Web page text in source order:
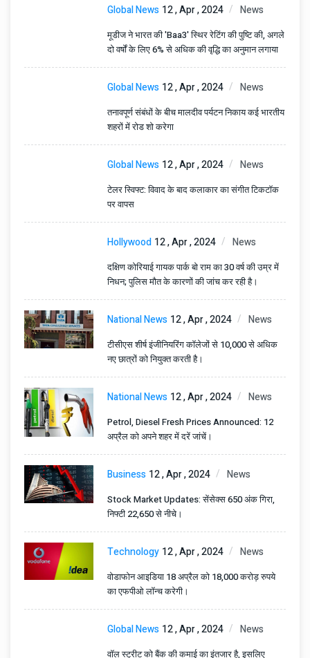
Global News 12 , Apr , 2024 News
मूडीज ने भारत की 'Baa3' स्थिर रेटिंग की पुष्टि की, अगले
दो वर्षों के लिए 6% से अधिक की वृद्धि का अनुमान लगाया
Global News 12 , Apr , 2024 News
तनावपूर्ण संबंधों के बीच मालदीव पर्यटन निकाय कई भारतीय
शहरों में रोड शो करेगा
Global News 12 , Apr , 2024 News
टेलर स्विफ्ट: विवाद के बाद कलाकार का संगीत टिकटॉक
पर वापस
Hollywood 12 , Apr , 2024 News
दक्षिण कोरियाई गायक पार्क बो राम का 30 वर्ष की उम्र में
निधन; पुलिस मौत के कारणों की जांच कर रही है।
National News 12 , Apr , 2024 News
टीसीएस शीर्ष इंजीनियरिंग कॉलेजों से 10,000 से अधिक
नए छात्रों को नियुक्त करती है।
National News 12 , Apr , 2024 News
Petrol, Diesel Fresh Prices Announced: 12
अप्रैल को अपने शहर में दरें जांचें।
Business 12 , Apr , 2024 News
Stock Market Updates: सेंसेक्स 650 अंक गिरा,
निफ्टी 22,650 से नीचे।
Technology 12 , Apr , 2024 News
वोडाफोन आइडिया 18 अप्रैल को 18,000 करोड़ रुपये
का एफपीओ लॉन्च करेगी।
Global News 12 , Apr , 2024 News
वॉल स्ट्रीट को बैंक की कमाई का इंतजार है, इसलिए